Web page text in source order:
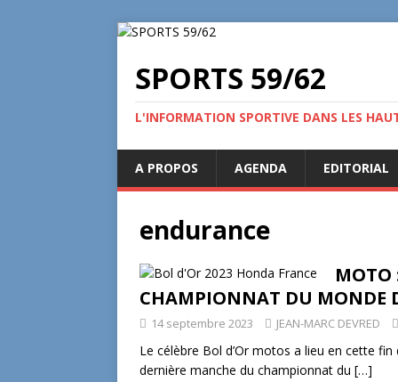
SPORTS 59/62
L'INFORMATION SPORTIVE DANS LES
A PROPOS AGENDA EDITORIAL
endurance
MOTO
CHAMPIONNAT DU MONDE
14 septembre 2023 JEAN-MARC DEVRED
Le célèbre Bol d’Or motos a lieu en cette fin
dernière manche du championnat du […]